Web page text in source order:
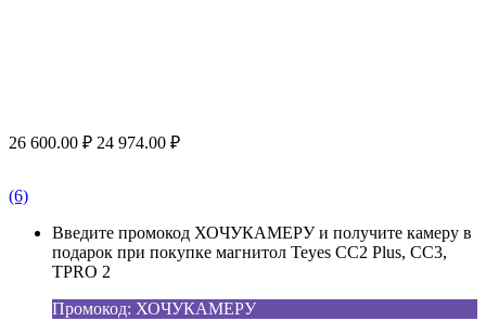
26 600.00 ₽ 24 974.00 ₽
(6)
Введите промокод ХОЧУКАМЕРУ и получите камеру в
подарок при покупке магнитол Teyes CC2 Plus, CC3,
TPRO 2
Промокод: ХОЧУКАМЕРУ